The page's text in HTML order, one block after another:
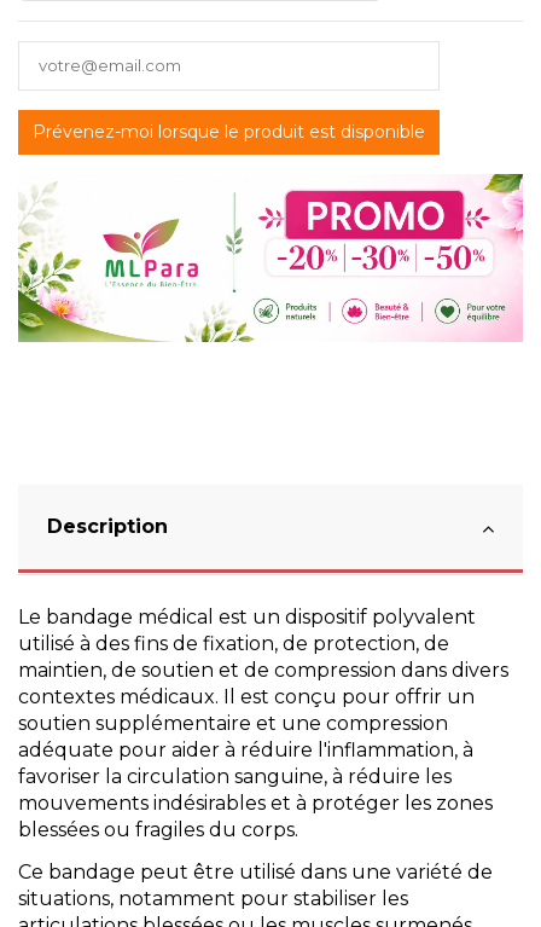
Description
Le bandage médical est un dispositif polyvalent
utilisé à des fins de fixation, de protection, de
maintien, de soutien et de compression dans divers
contextes médicaux. Il est conçu pour offrir un
soutien supplémentaire et une compression
adéquate pour aider à réduire l'inflammation, à
favoriser la circulation sanguine, à réduire les
mouvements indésirables et à protéger les zones
blessées ou fragiles du corps.
Ce bandage peut être utilisé dans une variété de
situations, notamment pour stabiliser les